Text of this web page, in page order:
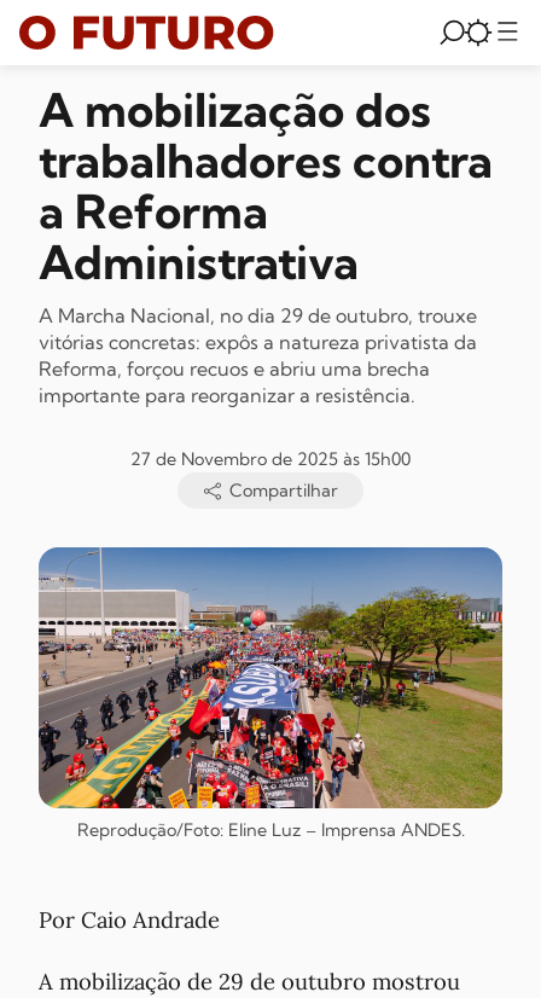
A mobilização dos
trabalhadores contra
a Reforma
Administrativa
A Marcha Nacional, no dia 29 de outubro, trouxe
vitórias concretas: expôs a natureza privatista da
Reforma, forçou recuos e abriu uma brecha
importante para reorganizar a resistência.
27 de Novembro de 2025 às 15h00
Compartilhar
Reprodução/Foto: Eline Luz – Imprensa ANDES.
Por Caio Andrade
A mobilização de 29 de outubro mostrou